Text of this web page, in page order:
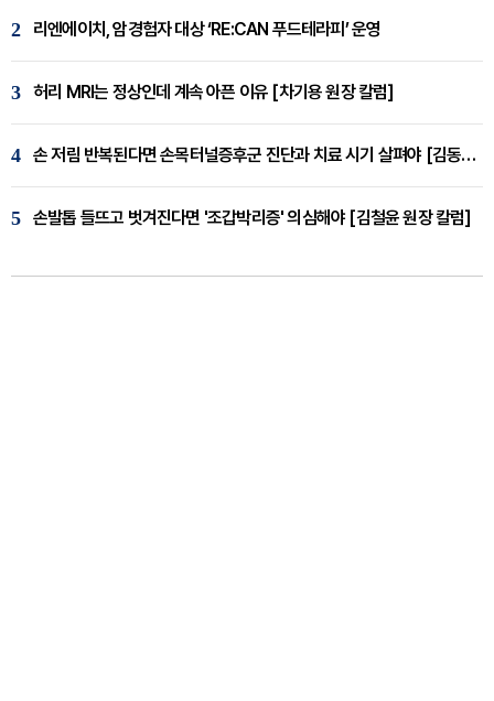
2 리엔에이치, 암경험자 대상 ‘RE:CAN 푸드테라피’ 운영
3 허리 MRI는 정상인데 계속 아픈 이유 [차기용 원장 칼럼]
4 손 저림 반복된다면 손목터널증후군 진단과 치료 시기 살펴야 [김동현 원장 칼럼]
5 손발톱 들뜨고 벗겨진다면 '조갑박리증' 의심해야 [김철윤 원장 칼럼]